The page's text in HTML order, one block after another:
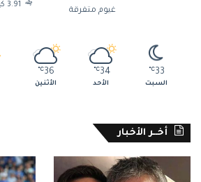
غيوم متفرقة
3.91 كيلومتر/ساعة
33
℃
السبت
34
℃
الأحد
36
℃
الأثنين
أخــر الأخبار